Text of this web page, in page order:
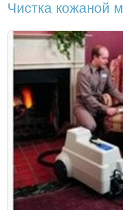
Чистка кожаной